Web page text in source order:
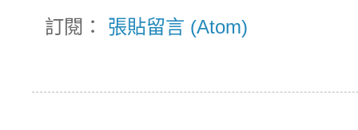
訂閱： 張貼留言 (Atom)